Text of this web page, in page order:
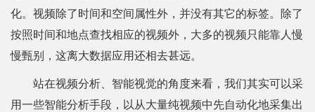
化。视频除了时间和空间属性外，并没有其它的标签。除了
按照时间和地点查找相应的视频外，大多的视频只能靠人慢
慢甄别，这离大数据应用还相去甚远。
站在视频分析、智能视觉的角度来看，我们其实可以采
用一些智能分析手段，以从大量纯视频中先自动化地采集出